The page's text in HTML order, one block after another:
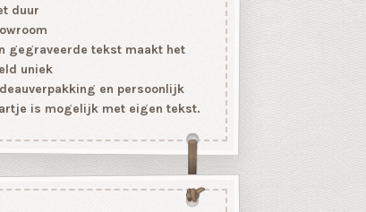
duur
gegraveerde tekst maakt het
uniek
en persoonlijk
is mogelijk met eigen tekst.